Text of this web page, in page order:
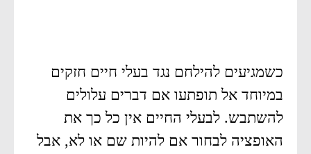
כשמגיעים להילחם נגד בעלי חיים חזקים
במיוחד אל תופתעו אם דברים עלולים
להשתבש. לבעלי החיים אין כל כך את
האופציה לבחור אם להיות שם או לא, אבל